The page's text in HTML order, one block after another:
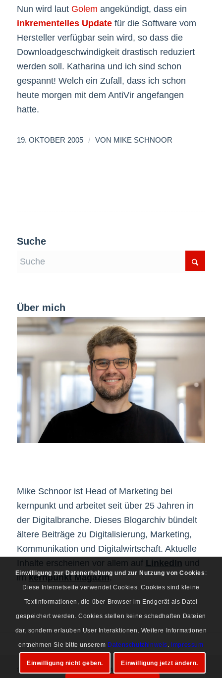
Nun wird laut Golem angekündigt, dass ein
inkrementelles Updatefür die Software vom
Hersteller verfügbar sein wird, so dass die
Downloadgeschwindigkeit drastisch reduziert
werden soll. Katharina und ich sind schon
gespannt! Welch ein Zufall, dass ich schon
heute morgen mit dem AntiVir angefangen
hatte.
19. OKTOBER 2005 / VON MIKE SCHNOOR
Suche
Über mich
Mike Schnoor ist Head of Marketing bei
kernpunkt und arbeitet seit über 25 Jahren in
der Digitalbranche. Dieses Blogarchiv bündelt
ältere Beiträge zu Digitalisierung, Marketing,
Kommunikation und Digitalwirtschaft. Aktuelle
Inhalte erscheinen vor allem auf LinkedIn und
imkernpunkt Magazin.
© Copyright 1997-2026 Mike Schnoor. Alle Rechte vorbehalten.
Einwilligung zur Datenerhebung und zur Nutzung von Cookies :
Diese Internetseite verwendet Cookies. Cookies sind kleine
Textinformationen, die über Browser im Endgerät als Datei
gespeichert werden. Cookies stellen keine schadhaften Dateien
dar, sondern erlauben User Interaktionen. Weitere Informationen
entnehmen Sie bitte unserem Datenschutzhinweis. Impressum
Einwilligung nicht geben. Einwilligung jetzt ändern.